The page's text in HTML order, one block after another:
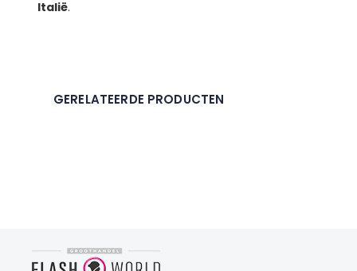
Italië.
GERELATEERDE PRODUCTEN